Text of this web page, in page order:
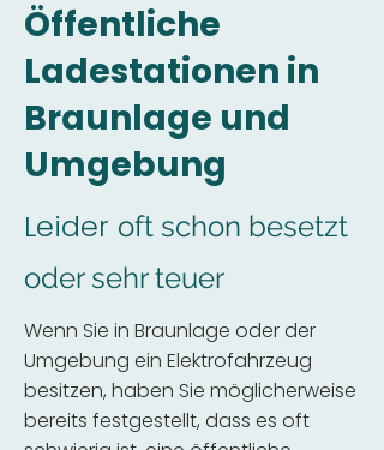
Öffentliche
Ladestationen in
Braunlage und
Umgebung
Leider oft schon besetzt
oder sehr teuer
Wenn Sie in Braunlage oder der
Umgebung ein Elektrofahrzeug
besitzen, haben Sie möglicherweise
bereits festgestellt, dass es oft